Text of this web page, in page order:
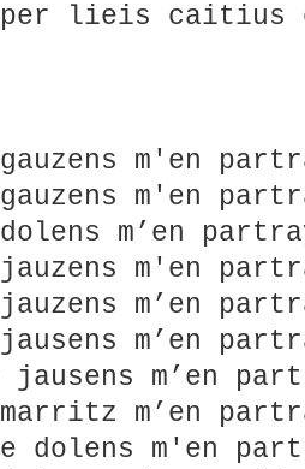
lieis caitius
m'en
m'en
m’en
m'en
m’en
m’en
m’en
m’en
dolens m'en